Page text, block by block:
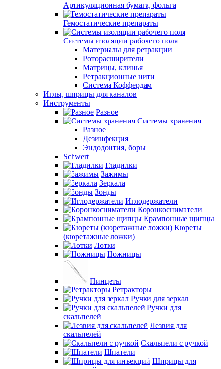
Артикуляционная бумага, фольга
Гемостатические препараты
Системы изоляции рабочего поля
Материалы для ретракции
Роторасширители
Матрицы, клинья
Ретракционные нити
Система Коффердам
Иглы, шприцы для каналов
Инструменты
Разное
Системы хранения
Разное
Дезинфекция
Эндодонтия, боры
Schwert
Гладилки
Зажимы
Зеркала
Зонды
Иглодержатели
Коронкосниматели
Крампонные щипцы
Кюреты
(кюретажные ложки)
Лотки
Ножницы
Пинцеты
Ретракторы
Ручки для зеркал
Ручки для
скальпелей
Лезвия для
скальпелей
Скальпели с ручкой
Шпатели
Шприцы для